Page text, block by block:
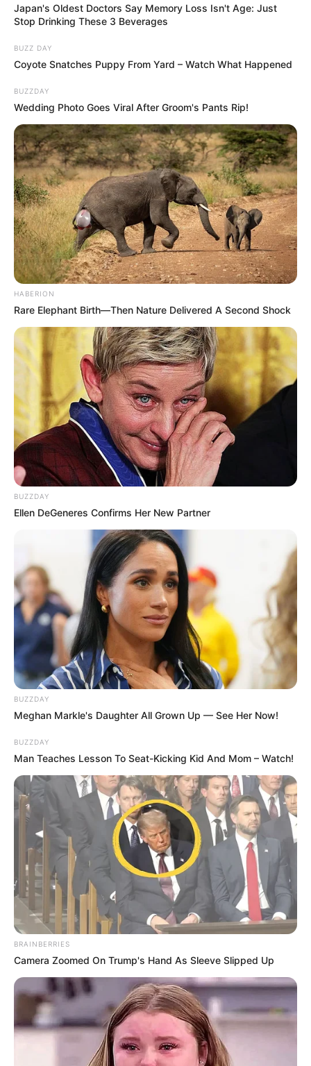
Japan's Oldest Doctors Say Memory Loss Isn't Age: Just
Stop Drinking These 3 Beverages
BUZZ DAY
Coyote Snatches Puppy From Yard – Watch What Happened
BUZZDAY
Wedding Photo Goes Viral After Groom's Pants Rip!
HABERION
Rare Elephant Birth—Then Nature Delivered A Second Shock
BUZZDAY
Ellen DeGeneres Confirms Her New Partner
BUZZDAY
Meghan Markle's Daughter All Grown Up — See Her Now!
BUZZDAY
Man Teaches Lesson To Seat-Kicking Kid And Mom – Watch!
BRAINBERRIES
Camera Zoomed On Trump's Hand As Sleeve Slipped Up